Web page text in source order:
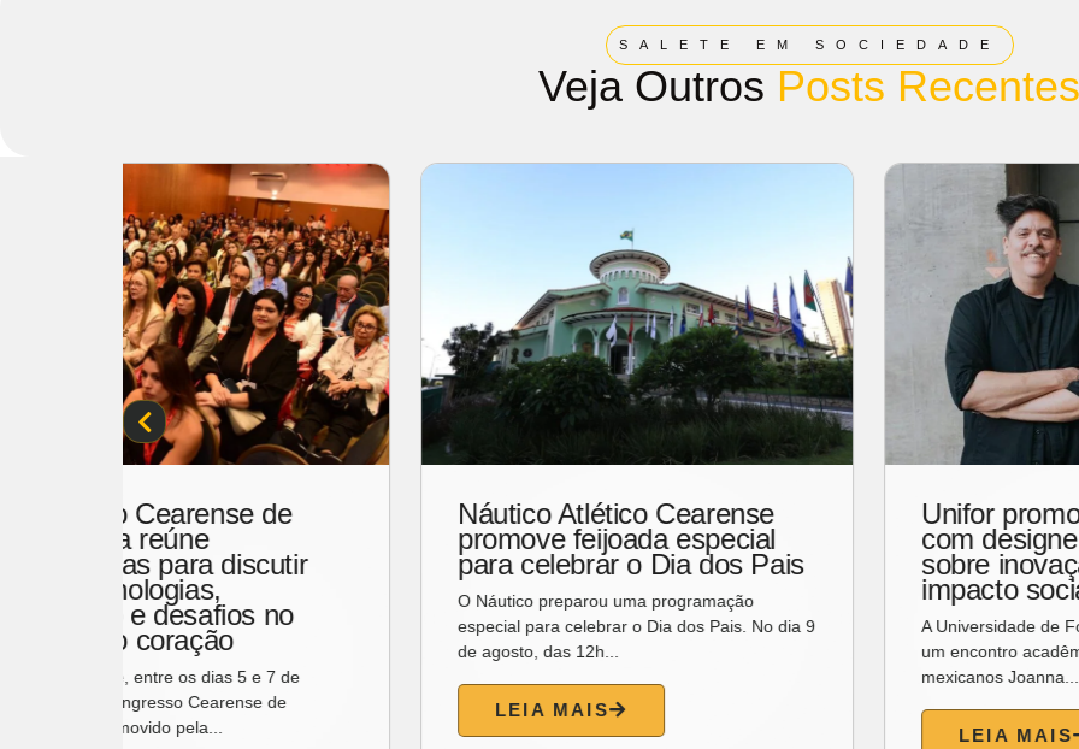
SALETE EM SOCIEDADE
Veja Outros Posts Recentes
Karl Lagerfeld leva sua
assinatura para além da
moda e inaugura café em
Amsterdã
A Karl Lagerfeld acaba de expandir seu
universo criativo para um novo território: a
gastronomia. A grife...
LEIA MAIS
Lançamento de livro na UFC
celebra o "pratinho" como
patrimônio cultural de
Fortaleza
A jornalista e pesquisadora gastronômica
Izakeline Ribeiro lança no próximo dia 11 o